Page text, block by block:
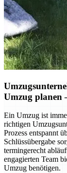
Umzug planen
Ein Umzug ist
richtigen
Prozess entspannt
Schlüssübergabe
termingerecht
engagierten Team
Umzug benötigen.